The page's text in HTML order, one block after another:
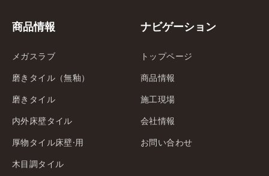
商品情報
メガスラブ
磨きタイル（無釉）
磨きタイル
内外床壁タイル
厚物タイル床壁·用
木目調タイル
ナビゲーション
トップページ
商品情報
施工現場
会社情報
お問い合わせ